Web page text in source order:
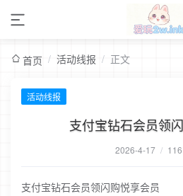
首页 / 活动线报 / 正文
活动线报
支付宝钻石会员领
2026-4-17 /
支付宝钻石会员领闪购悦享会员